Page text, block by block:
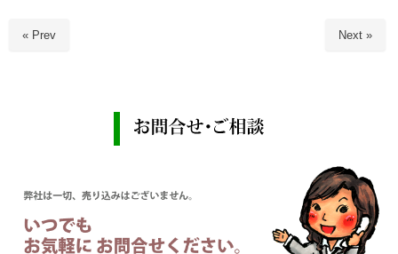
« Prev Next »